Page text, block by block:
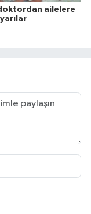
ailelere